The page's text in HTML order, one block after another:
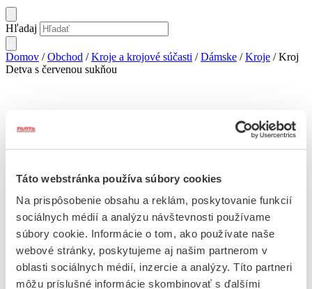
Táto webstránka používa súbory cookies
Na prispôsobenie obsahu a reklám, poskytovanie funkcií
sociálnych médií a analýzu návštevnosti používame
súbory cookie. Informácie o tom, ako používate naše
webové stránky, poskytujeme aj našim partnerom v
oblasti sociálnych médií, inzercie a analýzy. Títo partneri
môžu príslušné informácie skombinovať s ďalšími
Hľadaj
Domov /Obchod /Kroje a krojové súčasti /Dámske /Kroje / Kroj
Detva s červenou sukňou
Kroj Detva s červenou sukňou
350€
množstvo
Kroj
Pridať do košíka